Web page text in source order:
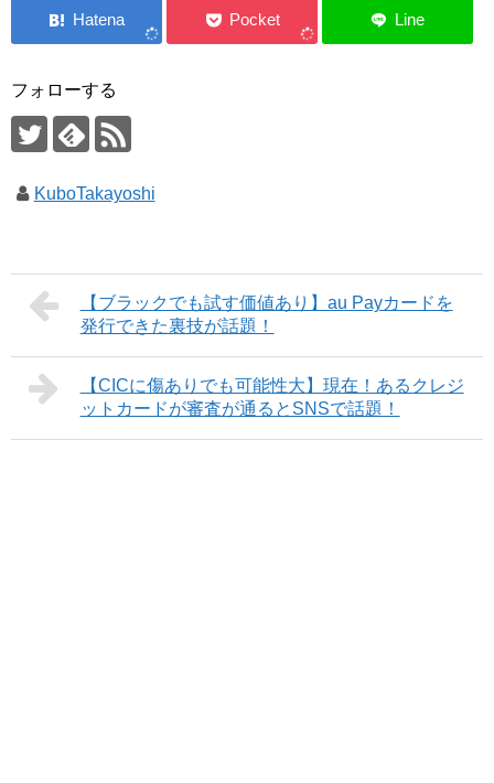
フォローする
KuboTakayoshi
【ブラックでも試す価値あり】au Payカードを
発行できた裏技が話題！
【CICに傷ありでも可能性大】現在！あるクレジ
ットカードが審査が通るとSNSで話題！